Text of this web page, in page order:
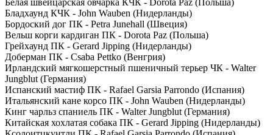
Белая швейцарская овчарка КЧК - Dorota Paz (Польша)
Бладхаунд КЧК - John Wauben (Нидерланды)
Бордоский дог ПК - Petra Junehall (Швеция)
Вельш корги кардиган ПК - Dorota Paz (Польша)
Грейхаунд ПК - Gerard Jipping (Нидерланды)
Доберман ПК - Csaba Pettko (Венгрия)
Ирландский мягкошерстный пшеничный терьер ЧК - Walter
Jungblut (Германия)
Испанский мастиф ПК - Rafael Garsia Parrondo (Испания)
Итальянский кане корсо ПК - John Wauben (Нидерланды)
Кинг чарльз спаниель ПК - Walter Jungblut (Германия)
Китайская хохлатая собака ПК - Gerard Jipping (Нидерланды)